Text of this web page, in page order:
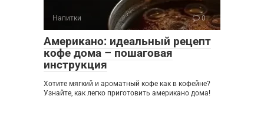
Напитки 0
Американо: идеальный рецепт
кофе дома – пошаговая
инструкция
Хотите мягкий и ароматный кофе как в кофейне?
Узнайте, как легко приготовить американо дома!